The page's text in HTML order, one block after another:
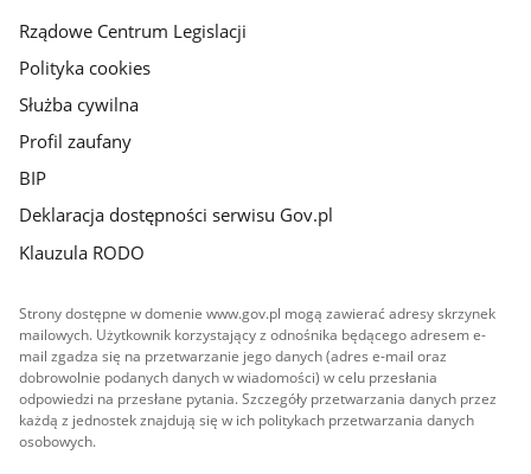
Rządowe Centrum Legislacji
Polityka cookies
Służba cywilna
Profil zaufany
BIP
Deklaracja dostępności serwisu Gov.pl
Klauzula RODO
Strony dostępne w domenie www.gov.pl mogą zawierać adresy skrzynek
mailowych. Użytkownik korzystający z odnośnika będącego adresem e-
mail zgadza się na przetwarzanie jego danych (adres e-mail oraz
dobrowolnie podanych danych w wiadomości) w celu przesłania
odpowiedzi na przesłane pytania. Szczegóły przetwarzania danych przez
każdą z jednostek znajdują się w ich politykach przetwarzania danych
osobowych.